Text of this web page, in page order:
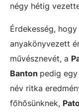
négy hétig
Érdekesség, hogy
anyakönyvezett
művésznevét, a
Banton pedig
név ritka
főhősünknek,